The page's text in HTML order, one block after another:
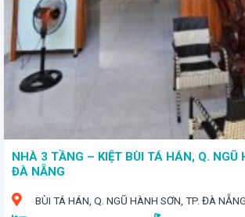
NHÀ 3 TẦNG – KIỆT BÙI TÁ HÁN, Q. NGŨ
ĐÀ NẴNG
BÙI TÁ HÁN, Q. NGŨ HÀNH SƠN, TP. ĐÀ NẴNG